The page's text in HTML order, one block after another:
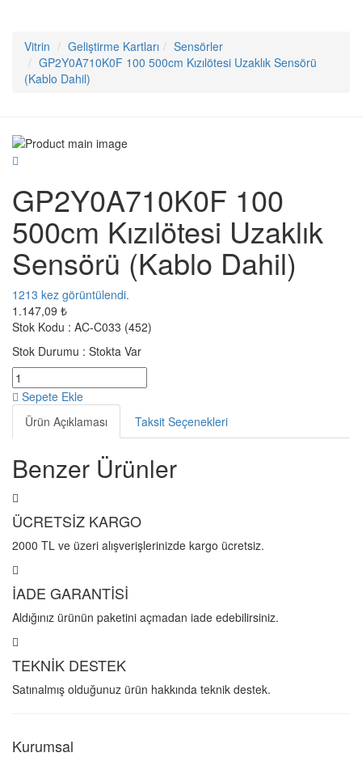
Vitrin Geliştirme Kartları
Sensörler
GP2Y0A710K0F 100 500cm Kızılötesi Uzaklık Sensörü
(Kablo Dahil)
GP2Y0A710K0F 100
500cm Kızılötesi Uzaklık
Sensörü (Kablo Dahil)
1213 kez görüntülendi.
1.147,09 ₺
Stok Kodu : AC-C033 (452)
Stok Durumu : Stokta Var
Sepete Ekle
Ürün Açıklaması
Taksit Seçenekleri
Benzer Ürünler
ÜCRETSİZ KARGO
2000 TL ve üzeri alışverişlerinizde kargo ücretsiz.
İADE GARANTİSİ
Aldığınız ürünün paketini açmadan iade edebilirsiniz.
TEKNİK DESTEK
Satınalmış olduğunuz ürün hakkında teknik destek.
Kurumsal